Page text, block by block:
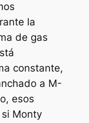
la
de gas
constante,
a M-
esos
Monty